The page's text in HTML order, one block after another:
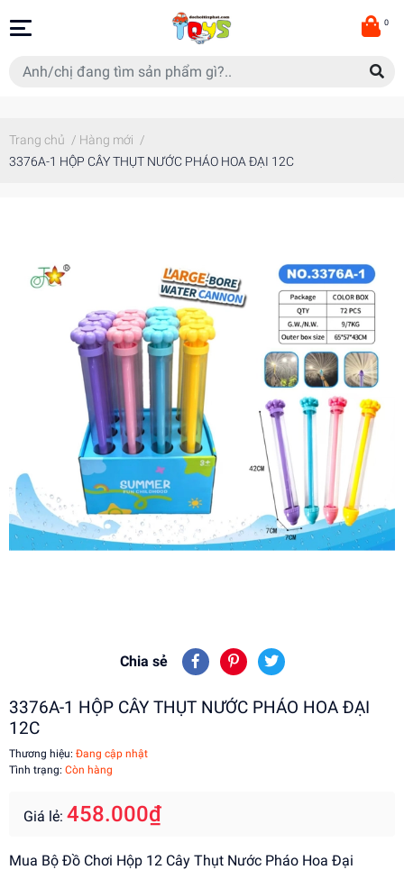
0
Trang chủ / Hàng mới /
3376A-1 HỘP CÂY THỤT NƯỚC PHÁO HOA ĐẠI 12C
Chia sẻ
3376A-1 HỘP CÂY THỤT NƯỚC PHÁO HOA ĐẠI
12C
Thương hiệu: Đang cập nhật
Tình trạng: Còn hàng
Giá lẻ: 458.000₫
Mua Bộ Đồ Chơi Hộp 12 Cây Thụt Nước Pháo Hoa Đại